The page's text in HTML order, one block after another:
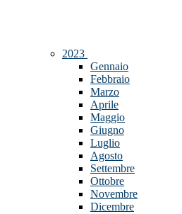
2023
Gennaio
Febbraio
Marzo
Aprile
Maggio
Giugno
Luglio
Agosto
Settembre
Ottobre
Novembre
Dicembre